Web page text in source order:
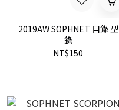
2019AW SOPHNET 目錄 型
錄
NT$150